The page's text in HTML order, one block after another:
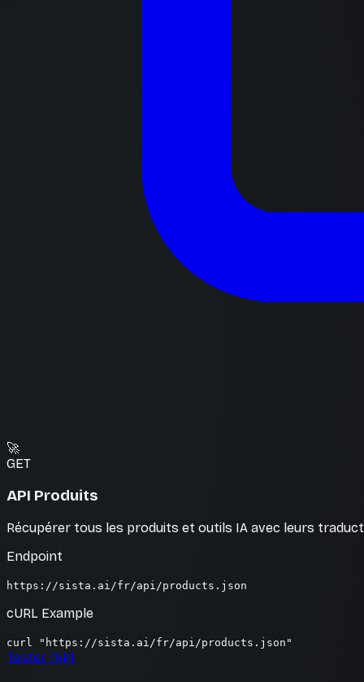
🚀
GET
API Produits
Récupérer tous les produits et outils IA avec leurs
Endpoint
https://sista.ai /fr/api/products.json
cURL Example
curl "https://sista.ai/fr/api/products.json"
Tester l'API